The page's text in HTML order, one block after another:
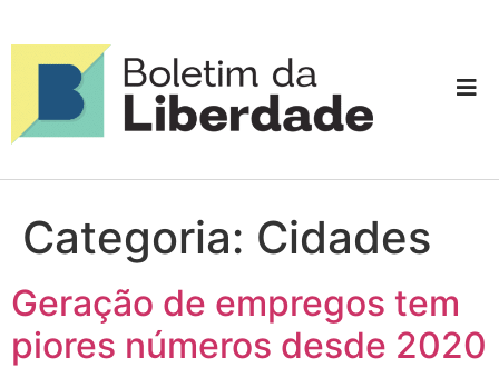
Categoria: Cidades
Geração de empregos tem
piores números desde 2020